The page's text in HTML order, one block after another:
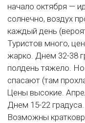
начало октября —
солнечно, воздух
каждый день
Туристов много,
жарко. Днем 32-38
полдень тяжело.
спасают (там
Цены высокие.
Днем 15-22
Возможны